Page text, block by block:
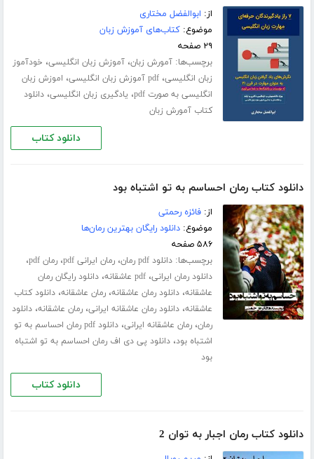
از: ابوالفضل مختاری
موضوع:کتاب‌های آموزش زبان
۲۹ صفحه
برچسب‌ها:آمورش زبان،آموزش زبان انگلیسی، خودآموز
زبان انگلیسی،pdf آموزش زبان انگلیسی ، اموزش زبان
انگلیسی به صورت pdf
، یادگیری زبان انگلیسی،دانلود
کتاب آمورش زبان
دانلود کتاب
دانلود کتاب رمان احساسم به تو اشتباه بود
از:فائزه رحمتی
موضوع:دانلود رایگان بهترین رمان‌ها
۵۸۶ صفحه
برچسب‌ها:دانلود pdf رمان ،رمان ایرانی pdf ،رمان pdf ،
دانلود رمان ایرانی،pdf عاشقانه ،دانلود رایگان رمان
عاشقانه،دانلود رمان عاشقانه،رمان عاشقانه،دانلود کتاب
عاشقانه،دانلود رمان عاشقانه ایرانی،رمان عاشقانه،دانلود
رمان،رمان عاشقانه ایرانی،
دانلود pdf رمان احساسم به تو
اشتباه بود،دانلود پی دی اف رمان احساسم به تو اشتباه
بود
دانلود کتاب
دانلود کتاب رمان اجبار به توان 2